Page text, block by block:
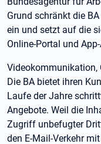
Grund schränkt die
ein und setzt auf die
Online-Portal und
Videokommunikation,
Die BA bietet ihren
Laufe der Jahre
Angebote. Weil die
Zugriff unbefugter
den E-Mail-Verkehr